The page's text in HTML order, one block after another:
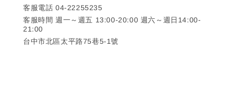
客服電話 04-22255235
客服時間 週一～週五 13:00-20:00 週六～週日14:00-
21:00
台中市北區太平路75巷5-1號